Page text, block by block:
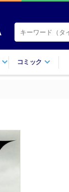
コミック